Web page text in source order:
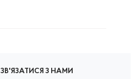
ЗВ'ЯЗАТИСЯ З НАМИ